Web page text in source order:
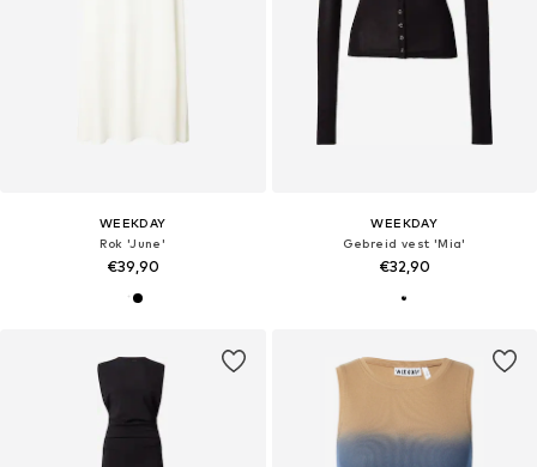
WEEKDAY
Rok 'June'
€39,90
WEEKDAY
Gebreid vest 'Mia'
€32,90